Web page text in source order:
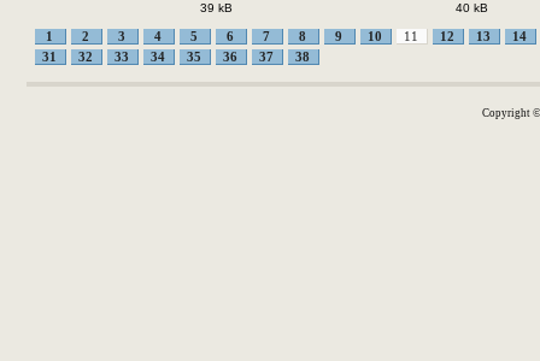
39 kB 40 kB
1 2 3 4 5 6 7 8 9 10 11 12 13
14
31
32 33 34 35 36 37 38
Copyright